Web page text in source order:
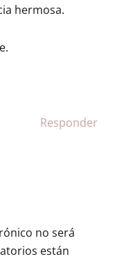
hermosa.
Responder
no será
están